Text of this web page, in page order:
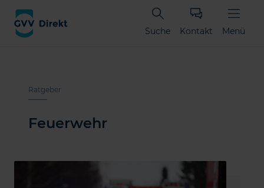
Suche Kontakt Menü
Ratgeber
Feuerwehr